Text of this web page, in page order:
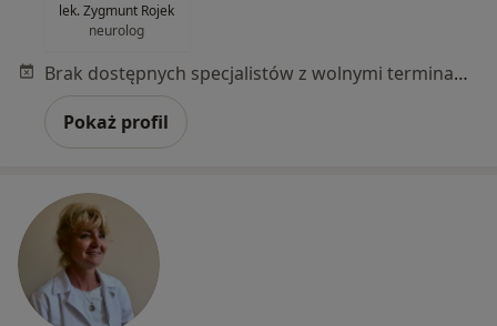
lek. Zygmunt Rojek
neurolog
Brak dostępnych specjalistów z wolnymi terminami w tym centrum medycznym.
Pokaż profil